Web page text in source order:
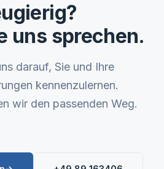
uns sprechen.
darauf, Sie und Ihre
kennenzulernen.
wir den passenden Weg.